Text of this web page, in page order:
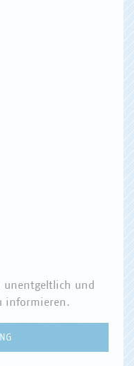
unentgeltlich und
informieren.